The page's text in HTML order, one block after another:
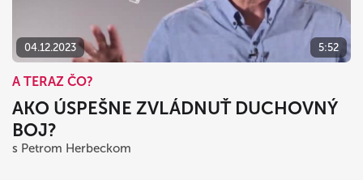
04.12.2023 5:52
A TERAZ ČO?
AKO ÚSPEŠNE ZVLÁDNUŤ DUCHOVNÝ
BOJ?
s Petrom Herbeckom